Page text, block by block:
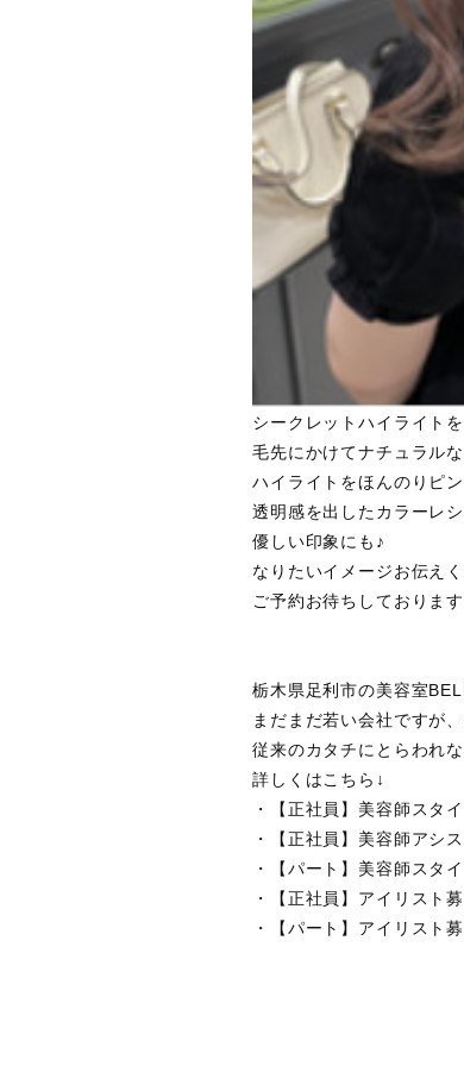
シークレットハイライト
毛先にかけてナチュラル
ハイライトをほんのりピ
透明感を出したカラーレ
優しい印象にも♪
なりたいイメージお伝えく
ご予約お待ちしておりま
栃木県足利市の美容室
まだまだ若い会社ですが
従来のカタチにとらわれ
詳しくはこちら↓
・【正社員】美容師スタ
・【正社員】美容師アシ
・【パート】美容師スタ
・【正社員】アイリスト
・【パート】アイリスト